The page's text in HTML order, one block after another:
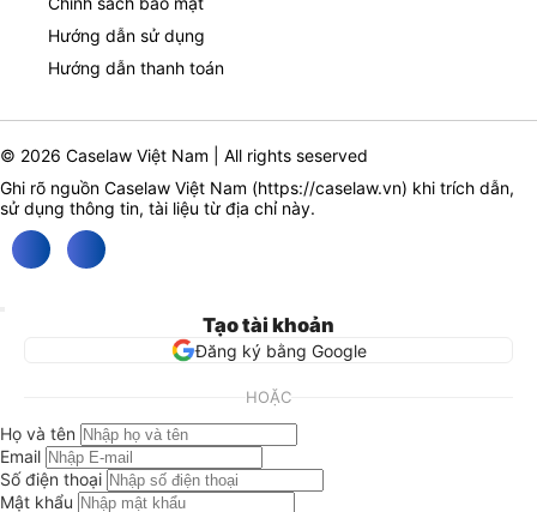
Hướng dẫn sử dụng
Hướng dẫn thanh toán
© 2026 Caselaw Việt Nam | All rights seserved
Ghi rõ nguồn Caselaw Việt Nam (https://caselaw.vn) khi trích dẫn,
sử dụng thông tin, tài liệu từ địa chỉ này.
Tạo tài khoản
Đăng ký bằng Google
HOẶC
Họ và tên
Email
Số điện thoại
Mật khẩu